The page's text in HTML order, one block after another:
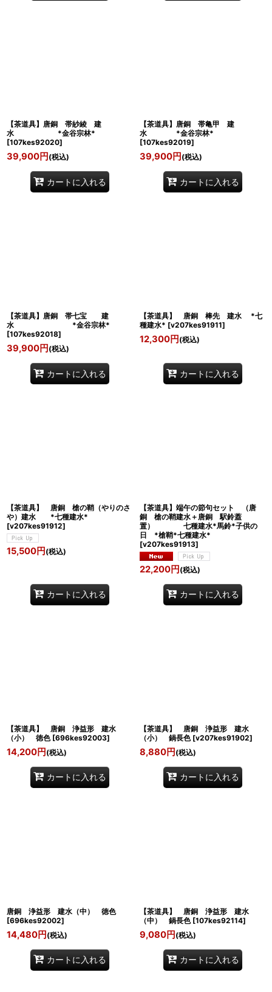
【茶道具】唐銅 帯紗綾 建
水 *金谷宗林*
[107kes92020]
39,900円 (税込)
カートに入れる
【茶道具】唐銅 帯亀甲 建
水 *金谷宗林*
[107kes92019]
39,900円 (税込)
カートに入れる
【茶道具】唐銅 帯七宝 建
水 *金谷宗林*
[107kes92018]
39,900円 (税込)
カートに入れる
【茶道具】 唐銅 棒先 建水 *七
種建水* [v207kes91911]
12,300円 (税込)
カートに入れる
【茶道具】 唐銅 槍の鞘（やりのさ
や）建水 *七種建水*
[v207kes91912]
15,500円 (税込)
カートに入れる
【茶道具】端午の節句セット （唐
銅 槍の鞘建水＋唐銅 駅鈴蓋
置） 七種建水*馬鈴*子供の
日 *槍鞘*七種建水*
[v207kes91913]
22,200円 (税込)
カートに入れる
【茶道具】 唐銅 浄益形 建水
（小） 徳色 [696kes92003]
14,200円 (税込)
カートに入れる
【茶道具】 唐銅 浄益形 建水
（小） 鍋長色 [v207kes91902]
8,880円 (税込)
カートに入れる
唐銅 浄益形 建水（中） 徳色
[696kes92002]
14,480円 (税込)
カートに入れる
【茶道具】 唐銅 浄益形 建水
（中） 鍋長色 [107kes92114]
9,080円 (税込)
カートに入れる